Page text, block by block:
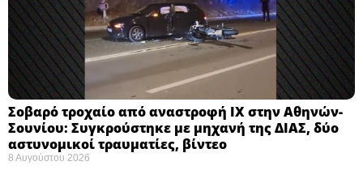
Σοβαρό τροχαίο από αναστροφή ΙΧ στην Αθηνών-
Σουνίου: Συγκρούστηκε με μηχανή της ΔΙΑΣ, δύο
αστυνομικοί τραυματίες, βίντεο
8 Αυγούστου 2026